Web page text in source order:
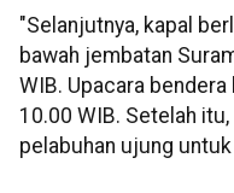
"Selanjutnya, kapal
bawah jembatan
WIB. Upacara
10.00 WIB. Setelah
pelabuhan ujung